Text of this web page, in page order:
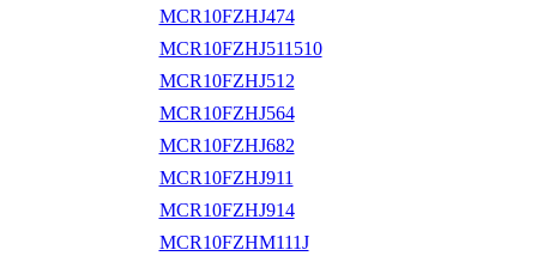
MCR10FZHJ474
MCR10FZHJ511510
MCR10FZHJ512
MCR10FZHJ564
MCR10FZHJ682
MCR10FZHJ911
MCR10FZHJ914
MCR10FZHM111J